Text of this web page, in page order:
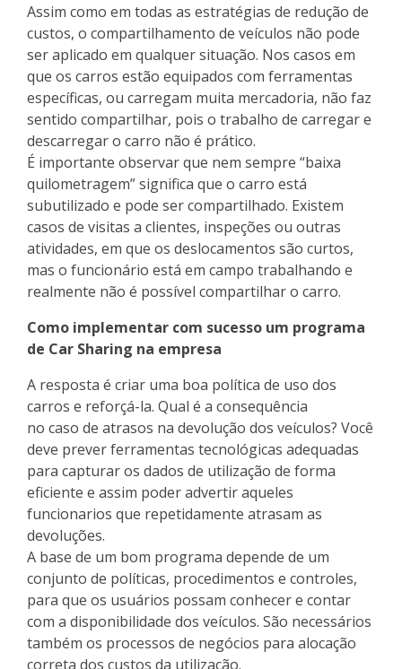
Assim como em todas as estratégias de redução de
custos, o compartilhamento de veículos não pode
ser aplicado em qualquer situação. Nos casos em
que os carros estão equipados com ferramentas
específicas, ou carregam muita mercadoria, não faz
sentido compartilhar, pois o trabalho de carregar e
descarregar o carro não é prático.
É importante observar que nem sempre “baixa
quilometragem” significa que o carro está
subutilizado e pode ser compartilhado. Existem
casos de visitas a clientes, inspeções ou outras
atividades, em que os deslocamentos são curtos,
mas o funcionário está em campo trabalhando e
realmente não é possível compartilhar o carro.
Como implementar com sucesso um programa
de Car Sharing na empresa
A resposta é criar uma boa política de uso dos
carros e reforçá-la. Qual é a consequência
no caso de atrasos na devolução dos veículos? Você
deve prever ferramentas tecnológicas adequadas
para capturar os dados de utilização de forma
eficiente e assim poder advertir aqueles
funcionarios que repetidamente atrasam as
devoluções.
A base de um bom programa depende de um
conjunto de políticas, procedimentos e controles,
para que os usuários possam conhecer e contar
com a disponibilidade dos veículos. São necessários
também os processos de negócios para alocação
correta dos custos da utilização.